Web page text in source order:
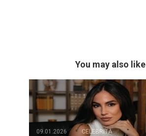
You may also like
09.01.2026
CELEBRITÀ